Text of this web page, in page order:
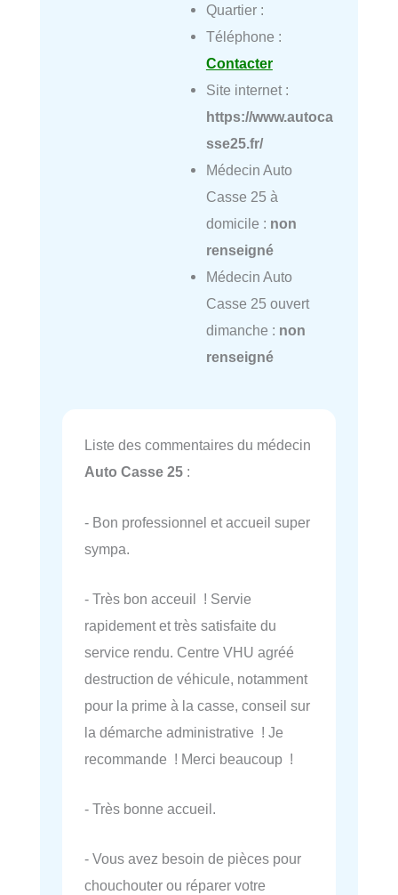
Quartier :
Téléphone :
Contacter
Site internet :
https://www.autoca
sse25.fr/
Médecin Auto
Casse 25 à
domicile : non
renseigné
Médecin Auto
Casse 25 ouvert
dimanche : non
renseigné
Liste des commentaires du médecin
Auto Casse 25 :
- Bon professionnel et accueil super
sympa.
- Très bon acceuil ! Servie
rapidement et très satisfaite du
service rendu. Centre VHU agréé
destruction de véhicule, notamment
pour la prime à la casse, conseil sur
la démarche administrative ! Je
recommande ! Merci beaucoup !
- Très bonne accueil.
- Vous avez besoin de pièces pour
chouchouter ou réparer votre